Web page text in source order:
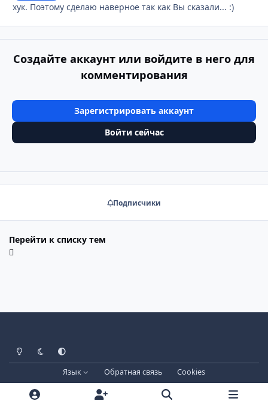
хук. Поэтому сделаю наверное так как Вы сказали... :)
Создайте аккаунт или войдите в него для
комментирования
Зарегистрировать аккаунт
Войти сейчас
Подписчики
Перейти к списку тем
Светлый режим
Тёмный режим
Системные настройки
Язык Обратная связь
Cookies
Лицензия зарегистрирована на IPBSkins.ru
Powered by
Invision Community